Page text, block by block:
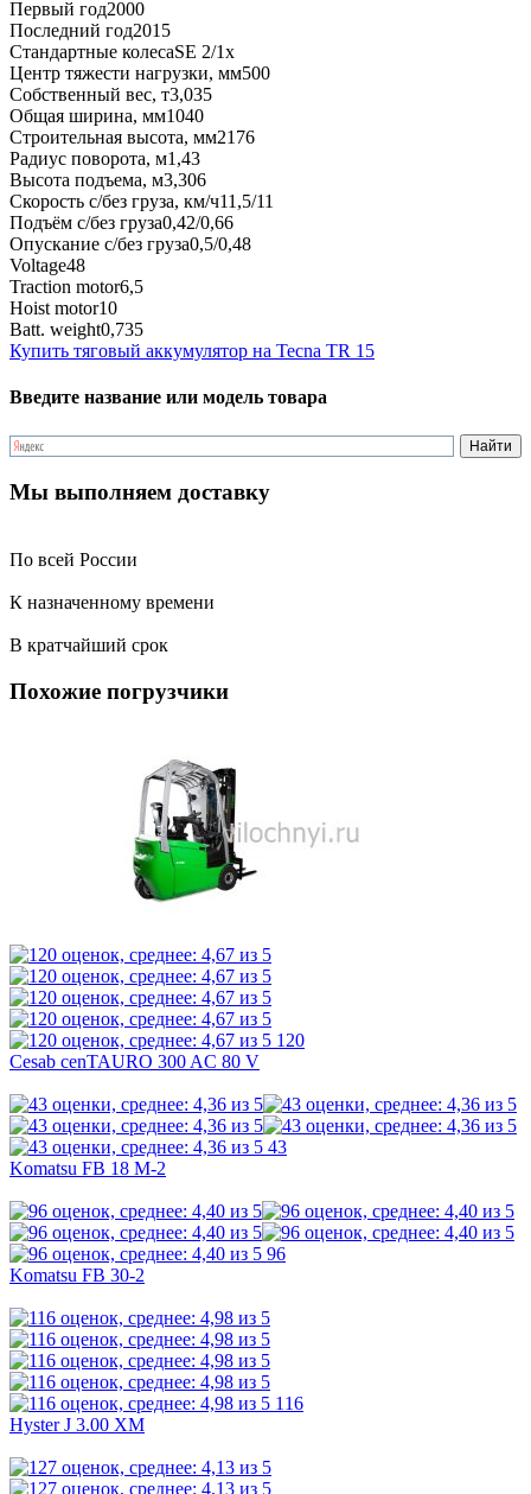
Первый год2000
Последний год2015
Стандартные колесаSE 2/1x
Центр тяжести нагрузки, мм500
Собственный вес, т3,035
Общая ширина, мм1040
Строительная высота, мм2176
Радиус поворота, м1,43
Высота подъема, м3,306
Скорость с/без груза, км/ч11,5/11
Подъём с/без груза0,42/0,66
Опускание с/без груза0,5/0,48
Voltage48
Traction motor6,5
Hoist motor10
Batt. weight0,735
Купить тяговый аккумулятор на Tecna TR 15
Введите название или модель товара
Мы выполняем доставку
По всей России
К назначенному времени
В кратчайший срок
Похожие погрузчики
120
Cesab cenTAURO 300 AC 80 V
43
Komatsu FB 18 M-2
96
Komatsu FB 30-2
116
Hyster J 3.00 XM